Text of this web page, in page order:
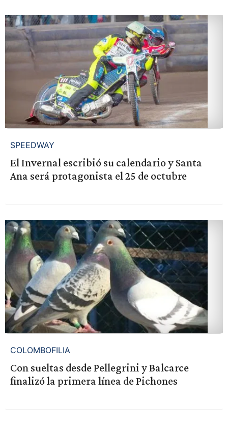
SPEEDWAY
El Invernal escribió su calendario y Santa
Ana será protagonista el 25 de octubre
COLOMBOFILIA
Con sueltas desde Pellegrini y Balcarce
finalizó la primera línea de Pichones